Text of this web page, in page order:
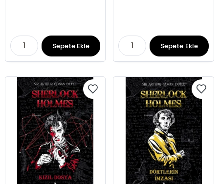
Sepete Ekle Sepete Ekle